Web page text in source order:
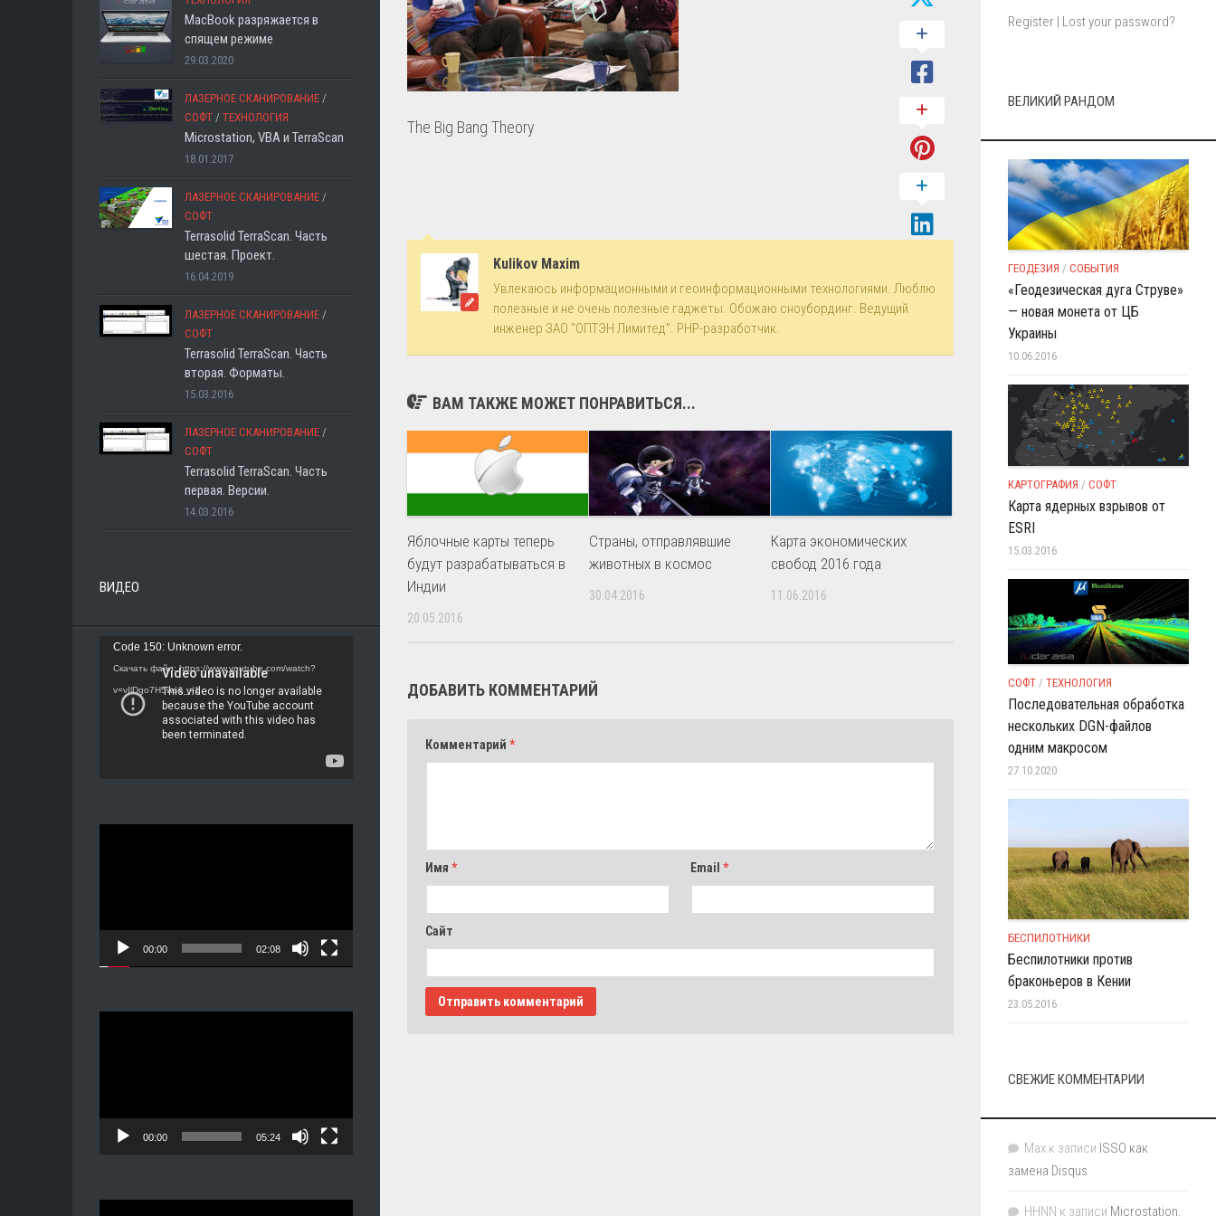
The Big Bang Theory
Kulikov Maxim
Увлекаюсь информационными и геоинформационными технологиями. Люблю
полезные и не очень полезные гаджеты. Обожаю сноубординг. Ведущий
инженер ЗАО "ОПТЭН Лимитед". PHP-разработчик.
ВАМ ТАКЖЕ МОЖЕТ ПОНРАВИТЬСЯ...
Яблочные карты теперь
будут разрабатываться в
Индии
20.05.2016
Страны, отправлявшие
животных в космос
30.04.2016
Карта экономических
свобод 2016 года
11.06.2016
ДОБАВИТЬ КОММЕНТАРИЙ
Комментарий *
Имя * Email*
Сайт
MacBook разряжается в
спящем режиме
29.03.2020
ЛАЗЕРНОЕ СКАНИРОВАНИЕ /
СОФТ / ТЕХНОЛОГИЯ
Microstation, VBA и TerraScan
18.01.2017
ЛАЗЕРНОЕ СКАНИРОВАНИЕ /
СОФТ
Terrasolid TerraScan. Часть
шестая. Проект.
16.04.2019
ЛАЗЕРНОЕ СКАНИРОВАНИЕ /
СОФТ
Terrasolid TerraScan. Часть
вторая. Форматы.
15.03.2016
ЛАЗЕРНОЕ СКАНИРОВАНИЕ /
СОФТ
Terrasolid TerraScan. Часть
первая. Версии.
14.03.2016
ВИДЕО
Видеоплеер
Code 150: Unknown error.
Скачать файл: https://www.youtube.com/watch?
v=vIlDgo7H5ws&_=1
00:00 02:08
00:00 05:24
Register | Lost your password?
ВЕЛИКИЙ РАНДОМ
ГЕОДЕЗИЯ / СОБЫТИЯ
«Геодезическая дуга Струве»
— новая монета от ЦБ
Украины
10.06.2016
КАРТОГРАФИЯ / СОФТ
Карта ядерных взрывов от
ESRI
15.03.2016
СОФТ / ТЕХНОЛОГИЯ
Последовательная обработка
нескольких DGN-файлов
одним макросом
27.10.2020
БЕСПИЛОТНИКИ
Беспилотники против
браконьеров в Кении
23.05.2016
СВЕЖИЕ КОММЕНТАРИИ
Max к записи ISSO как
замена Disqus
HHNN к записи Microstation,